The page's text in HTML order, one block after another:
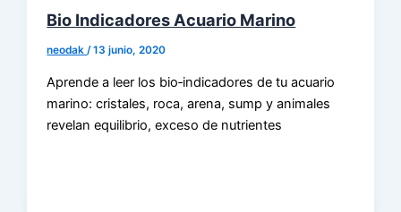
Bio Indicadores Acuario Marino
neodak/13 junio, 2020
Aprende a leer los bio‑indicadores de tu acuario
marino: cristales, roca, arena, sump y animales
revelan equilibrio, exceso de nutrientes